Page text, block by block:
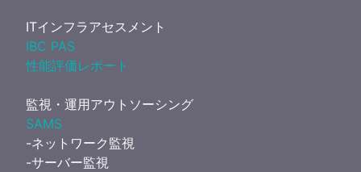
ITインフラアセスメント
IBC PAS
性能評価レポート
監視・運用アウトソーシング
SAMS
-ネットワーク監視
-サーバー監視